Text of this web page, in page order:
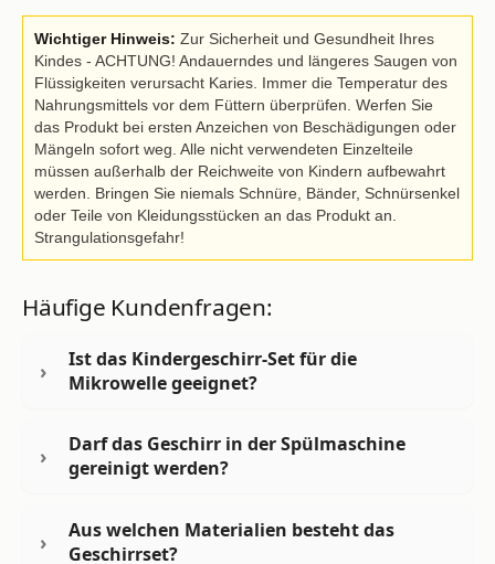
Wichtiger Hinweis: Zur Sicherheit und Gesundheit Ihres
Kindes - ACHTUNG! Andauerndes und längeres Saugen von
Flüssigkeiten verursacht Karies. Immer die Temperatur des
Nahrungsmittels vor dem Füttern überprüfen. Werfen Sie
das Produkt bei ersten Anzeichen von Beschädigungen oder
Mängeln sofort weg. Alle nicht verwendeten Einzelteile
müssen außerhalb der Reichweite von Kindern aufbewahrt
werden. Bringen Sie niemals Schnüre, Bänder, Schnürsenkel
oder Teile von Kleidungsstücken an das Produkt an.
Strangulationsgefahr!
Häufige Kundenfragen:
Ist das Kindergeschirr-Set für die
Mikrowelle geeignet?
Darf das Geschirr in der Spülmaschine
gereinigt werden?
Aus welchen Materialien besteht das
Geschirrset?